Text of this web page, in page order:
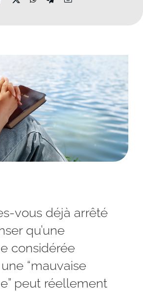
vous déjà arrêté
qu’une
considérée
“mauvaise
peut réellement